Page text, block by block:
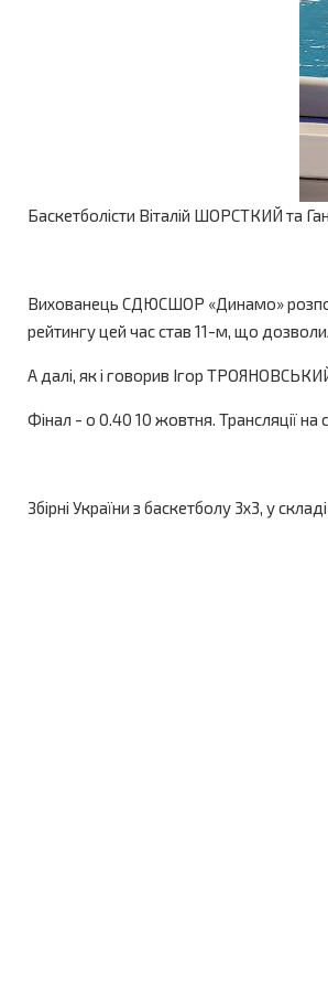
Баскетболісти Віталій ШОРСТКИЙ та
Вихованець СДЮСШОР «Динамо»
рейтингу цей час став 11-м, що
А далі, як і говорив Ігор
Фінал - о 0.40 10 жовтня. Трансляції на
Збірні України з баскетболу 3х3, у